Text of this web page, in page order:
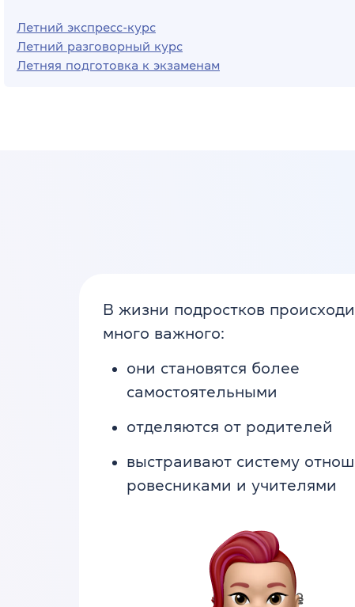
Летний экспресс-курс
Летний разговорный курс
Летняя подготовка к экзаменам
В жизни подростков
много важного:
они становятся более
самостоятельными
отделяются от родителей
выстраивают систему
ровесниками и учителями